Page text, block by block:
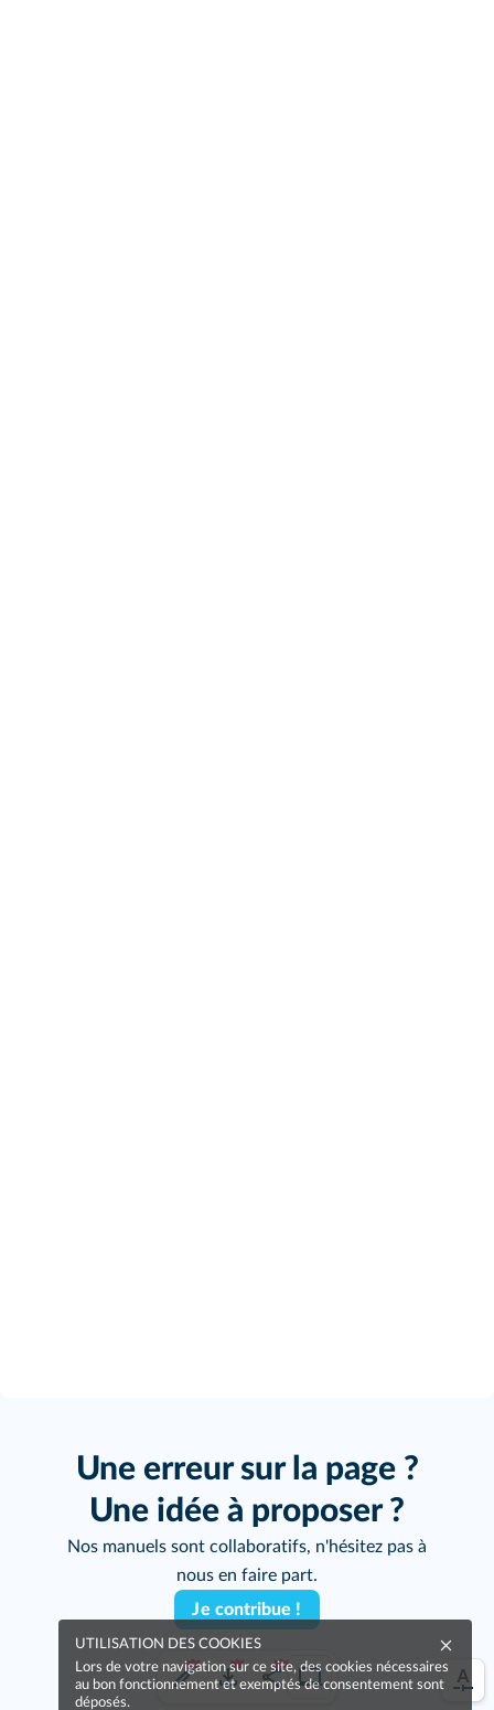
Une erreur sur la page ?
Une idée à proposer ?
Nos manuels sont collaboratifs, n'hésitez pas à
nous en faire part.
Je contribue !
UTILISATION DES COOKIES
Lors de votre navigation sur ce site, des cookies nécessaires
au bon fonctionnement et exemptés de consentement sont
déposés.